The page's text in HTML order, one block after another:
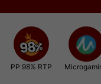
PP 98% RTP